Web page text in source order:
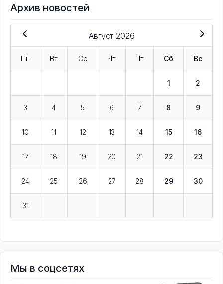
Архив новостей
Август 2026
Пн Вт Ср Чт Пт Сб Вс
1 2
3 4 5 6 7 8 9
10 11 12 13 14 15 16
17 18 19 20 21 22 23
24 25 26 27 28 29 30
31
Мы в соцсетях